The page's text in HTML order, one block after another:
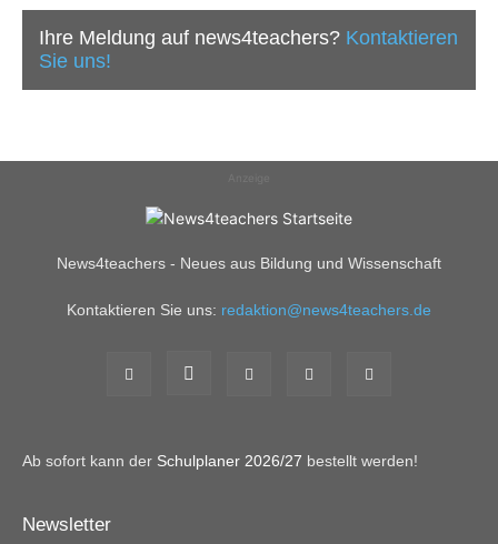
Ihre Meldung auf news4teachers? Kontaktieren
Sie uns!
News4teachers - Neues aus Bildung und Wissenschaft
Kontaktieren Sie uns: redaktion@news4teachers.de
Ab sofort kann der Schulplaner 2026/27 bestellt werden!
Newsletter